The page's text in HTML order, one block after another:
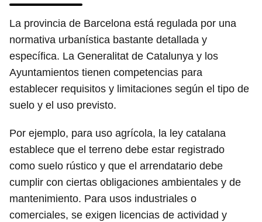
La provincia de Barcelona está regulada por una
normativa urbanística bastante detallada y
específica. La Generalitat de Catalunya y los
Ayuntamientos tienen competencias para
establecer requisitos y limitaciones según el tipo de
suelo y el uso previsto.
Por ejemplo, para uso agrícola, la ley catalana
establece que el terreno debe estar registrado
como suelo rústico y que el arrendatario debe
cumplir con ciertas obligaciones ambientales y de
mantenimiento. Para usos industriales o
comerciales, se exigen licencias de actividad y